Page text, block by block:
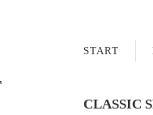
START
CLASSIC